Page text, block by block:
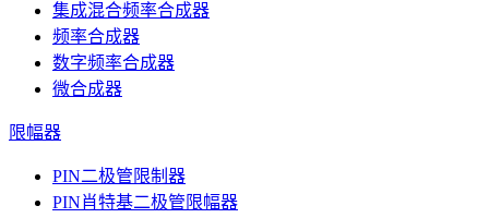
集成混合频率合成器
频率合成器
数字频率合成器
微合成器
限幅器
PIN二极管限制器
PIN肖特基二极管限幅器